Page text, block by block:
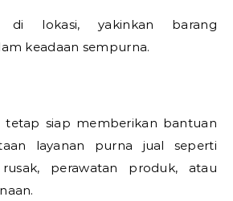
di lokasi, yakinkan barang
keadaan sempurna.
tetap siap memberikan bantuan
layanan purna jual seperti
perawatan produk, atau